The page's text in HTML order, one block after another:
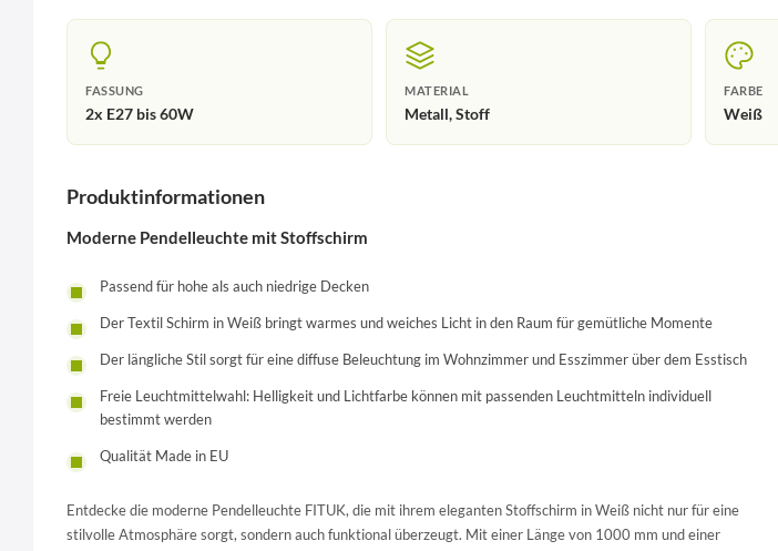
FASSUNG
2x E27 bis 60W
MATERIAL
Metall, Stoff
FARBE
Weiß
Produktinformationen
Moderne Pendelleuchte mit Stoffschirm
Passend für hohe als auch niedrige Decken
Der Textil Schirm in Weiß bringt warmes und weiches Licht in den Raum für gemütliche Momente
Der längliche Stil sorgt für eine diffuse Beleuchtung im Wohnzimmer und Esszimmer über dem Esstisch
Freie Leuchtmittelwahl: Helligkeit und Lichtfarbe können mit passenden Leuchtmitteln individuell
bestimmt werden
Qualität Made in EU
Entdecke die moderne Pendelleuchte FITUK, die mit ihrem eleganten Stoffschirm in Weiß nicht nur für eine
stilvolle Atmosphäre sorgt, sondern auch funktional überzeugt. Mit einer Länge von 1000 mm und einer